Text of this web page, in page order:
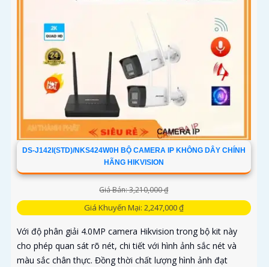
DS-J142I(STD)/NKS424W0H BỘ CAMERA IP KHÔNG DÂY CHÍNH
HÃNG HIKVISION
Giá Bán: 3,210,000 ₫
Giá Khuyến Mại: 2,247,000 ₫
Với độ phân giải 4.0MP camera Hikvision trong bộ kit này
cho phép quan sát rõ nét, chi tiết với hình ảnh sắc nét và
màu sắc chân thực. Đồng thời chất lượng hình ảnh đạt